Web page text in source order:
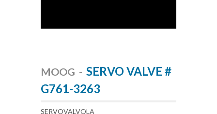
MOOG - SERVO VALVE #
G761-3263
SERVOVALVOLA